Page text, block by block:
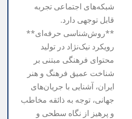
شبکه‌های اجتماعی تجربه
قابل توجهی دارد.
**روش‌شناسی حرفه‌ای**
رویکرد نیک‌نژاد در تولید
محتوای فرهنگی مبتنی بر
شناخت عمیق فرهنگ و هنر
ایران، آشنایی با جریان‌های
جهانی، توجه به ذائقه مخاطب
و پرهیز از نگاه سطحی و